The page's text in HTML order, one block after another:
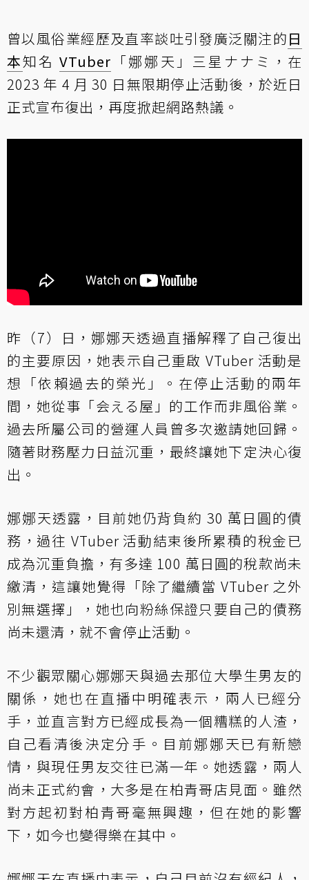
曾以風俗業經歷及直率談吐引發廣泛關注的日
本知名VTuber 「娜娜天」三星ナナミ，在
2023 年 4 月 30 日無限期停止活動後，於近日
正式宣布復出，再度掀起網路熱議。
昨（7）日，娜娜天透過直播解釋了自己復出
的主要原因，她表示自己重啟 VTuber 活動是
想「依賴過去的榮光」。在停止活動的兩年
間，她從事「会える屋」的工作而非風俗業。
過去所屬公司的營運人員曾多次邀請她回歸。
隨著財務壓力日益沉重，最終讓她下定決心復
出。
娜娜天透露，目前她仍背負約 30 萬日圓的債
務，過往 VTuber 活動結束後所累積的稅金已
成為沉重負擔，有多達 100 萬日圓的稅款尚未
繳清，這讓她覺得「除了繼續當 VTuber 之外
別無選擇」，她也向粉絲保證只要自己的債務
尚未還清，就不會停止活動。
不少觀眾關心娜娜天與過去那位大學生男友的
關係，她也在直播中明確表示，兩人已經分
手，並直言對方已經成長為一個糟糕的人渣，
自己看清後決定分手。目前娜娜天已有新戀
情，與現任男友交往已滿一年。她透露，兩人
尚未正式約會，大多是在柏青哥店見面。雖然
對方起初對柏青哥毫無興趣，但在她的影響
下，如今也變得樂在其中。